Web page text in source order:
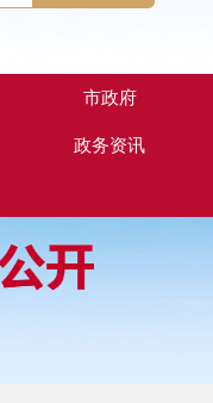
市政府
政务资讯